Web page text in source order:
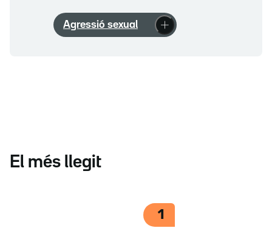
Agressió sexual
El més llegit
1